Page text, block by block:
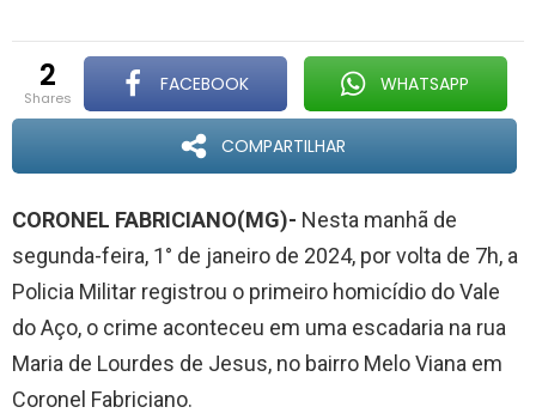
2
shares
FACEBOOK WHATSAPP
COMPARTILHAR
CORONEL FABRICIANO(MG)- Nesta manhã de
segunda-feira, 1° de janeiro de 2024, por volta de 7h, a
Policia Militar registrou o primeiro homicídio do Vale
do Aço, o crime aconteceu em uma escadaria na rua
Maria de Lourdes de Jesus, no bairro Melo Viana em
Coronel Fabriciano.